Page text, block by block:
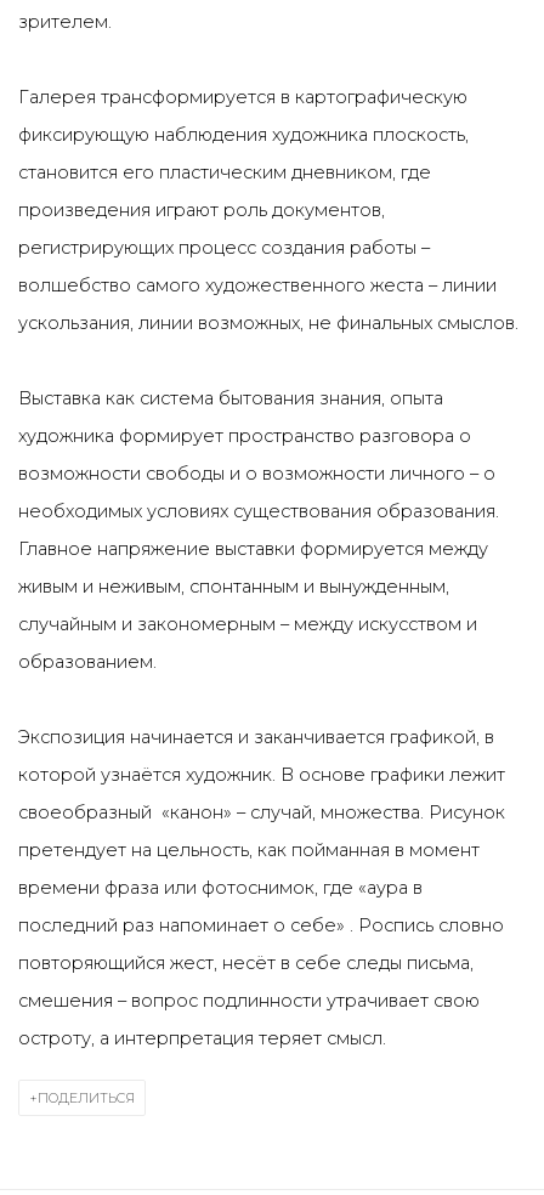
зрителем.
Галерея трансформируется в картографическую
фиксирующую наблюдения художника плоскость,
становится его пластическим дневником, где
произведения играют роль документов,
регистрирующих процесс создания работы –
волшебство самого художественного жеста – линии
ускользания, линии возможных, не финальных смыслов.
Выставка как система бытования знания, опыта
художника формирует пространство разговора о
возможности свободы и о возможности личного – о
необходимых условиях существования образования.
Главное напряжение выставки формируется между
живым и неживым, спонтанным и вынужденным,
случайным и закономерным – между искусством и
образованием.
Экспозиция начинается и заканчивается графикой, в
которой узнаётся художник. В основе графики лежит
своеобразный «канон» – случай, множества. Рисунок
претендует на цельность, как пойманная в момент
времени фраза или фотоснимок, где «аура в
последний раз напоминает о себе» . Роспись словно
повторяющийся жест, несёт в себе следы письма,
смешения – вопрос подлинности утрачивает свою
остроту, а интерпретация теряет смысл.
ПОДЕЛИТЬСЯ